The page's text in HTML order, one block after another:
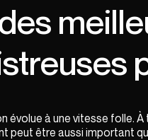
évolue à une vitesse folle.
peut être aussi important